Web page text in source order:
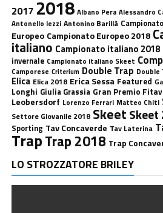
2017 2018 Albano Pera Alessandro
Antonello Iezzi Antonino Barillà
Europeo Campionato Europeo 2018
italiano Campionato italiano 2018
invernale Campionato italiano Skeet
Camporese Criterium Double Trap Double
Elica Elica 2018 Erica Sessa Featured
Longhi Giulia Grassia Gran Premio Fitav
Leobersdorf Lorenzo Ferrari Matteo Chiti
Settore Giovanile 2018 SkeetSkeet
Sporting Tav Concaverde Tav Laterina
TrapTrap 2018 Trap
LO STROZZATORE BRILEY